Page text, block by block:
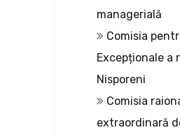
managerială
Comisia
Excepționale a
Nisporeni
Comisia
extraordinară